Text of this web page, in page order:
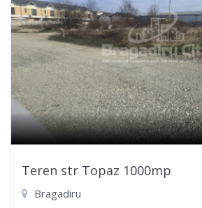
Teren str Topaz 1000mp
Bragadiru